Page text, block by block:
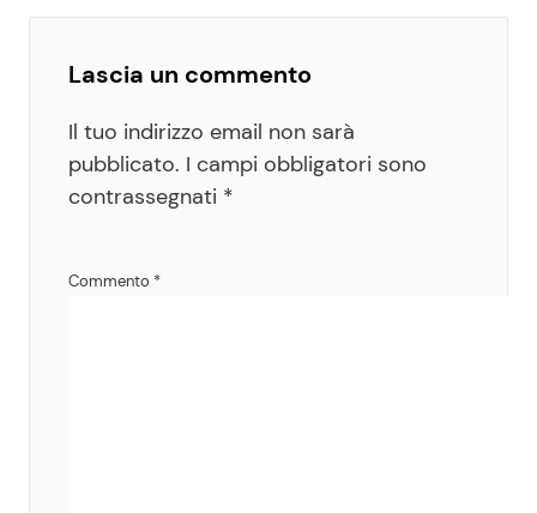
Lascia un commento
Il tuo indirizzo email non sarà
pubblicato. I campi obbligatori sono
contrassegnati *
Commento *